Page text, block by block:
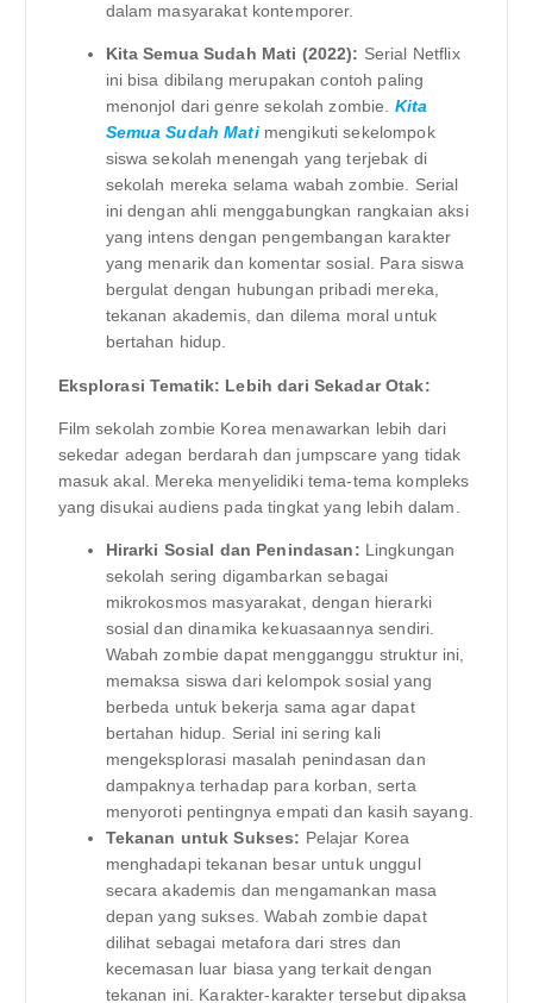
dalam masyarakat kontemporer.
Kita Semua Sudah Mati (2022): Serial Netflix
ini bisa dibilang merupakan contoh paling
menonjol dari genre sekolah zombie. Kita
Semua Sudah Matimengikuti sekelompok
siswa sekolah menengah yang terjebak di
sekolah mereka selama wabah zombie. Serial
ini dengan ahli menggabungkan rangkaian aksi
yang intens dengan pengembangan karakter
yang menarik dan komentar sosial. Para siswa
bergulat dengan hubungan pribadi mereka,
tekanan akademis, dan dilema moral untuk
bertahan hidup.
Eksplorasi Tematik: Lebih dari Sekadar Otak:
Film sekolah zombie Korea menawarkan lebih dari
sekedar adegan berdarah dan jumpscare yang tidak
masuk akal. Mereka menyelidiki tema-tema kompleks
yang disukai audiens pada tingkat yang lebih dalam.
Hirarki Sosial dan Penindasan: Lingkungan
sekolah sering digambarkan sebagai
mikrokosmos masyarakat, dengan hierarki
sosial dan dinamika kekuasaannya sendiri.
Wabah zombie dapat mengganggu struktur ini,
memaksa siswa dari kelompok sosial yang
berbeda untuk bekerja sama agar dapat
bertahan hidup. Serial ini sering kali
mengeksplorasi masalah penindasan dan
dampaknya terhadap para korban, serta
menyoroti pentingnya empati dan kasih sayang.
Tekanan untuk Sukses: Pelajar Korea
menghadapi tekanan besar untuk unggul
secara akademis dan mengamankan masa
depan yang sukses. Wabah zombie dapat
dilihat sebagai metafora dari stres dan
kecemasan luar biasa yang terkait dengan
tekanan ini. Karakter-karakter tersebut dipaksa